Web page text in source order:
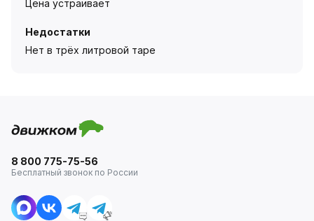
Цена устраивает
Недостатки
Нет в трёх литровой таре
8 800 775-75-56
Бесплатный звонок по России